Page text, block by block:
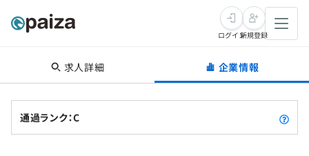
転職・キャリア
新卒就活
ログイン新規登録
求人詳細 企業情報
通過ランク：C